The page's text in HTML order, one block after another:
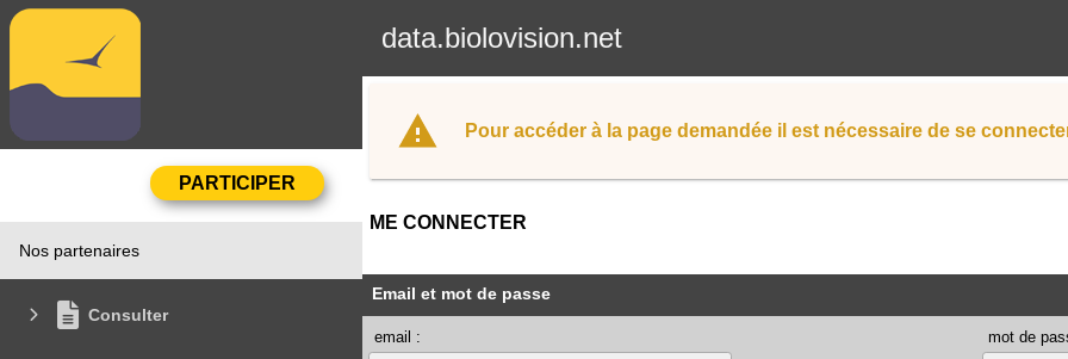
data.biolovision.net
Nos partenaires
Consulter
Pour accéder à la page demandée il est nécessaire de se
ME CONNECTER
Email et mot de passe
email : mot de